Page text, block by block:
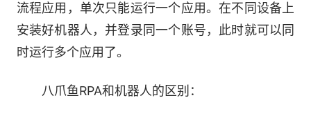
流程应用，单次只能运行一个应用。在不同设备上
安装好机器人，并登录同一个账号，此时就可以同
时运行多个应用了。
八爪鱼RPA和机器人的区别：